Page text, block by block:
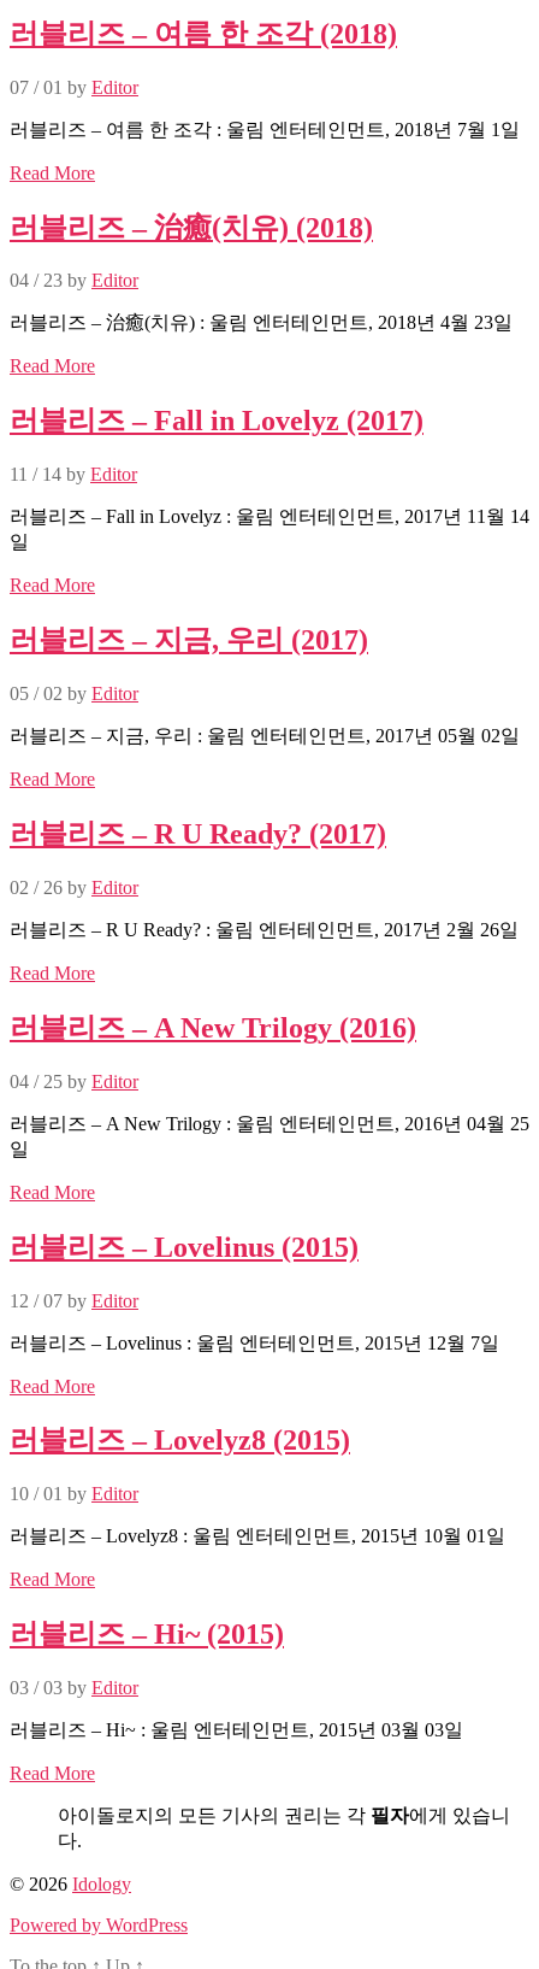
러블리즈 – 여름 한 조각 (2018)
07 / 01 by Editor
러블리즈 – 여름 한 조각 : 울림 엔터테인먼트, 2018년 7월 1일
Read More
러블리즈 – 治癒(치유) (2018)
04 / 23 by Editor
러블리즈 – 治癒(치유) : 울림 엔터테인먼트, 2018년 4월 23일
Read More
러블리즈 – Fall in Lovelyz (2017)
11 / 14 by Editor
러블리즈 – Fall in Lovelyz : 울림 엔터테인먼트, 2017년 11월 14
일
Read More
러블리즈 – 지금, 우리 (2017)
05 / 02 by Editor
러블리즈 – 지금, 우리 : 울림 엔터테인먼트, 2017년 05월 02일
Read More
러블리즈 – R U Ready? (2017)
02 / 26 by Editor
러블리즈 – R U Ready? : 울림 엔터테인먼트, 2017년 2월 26일
Read More
러블리즈 – A New Trilogy (2016)
04 / 25 by Editor
러블리즈 – A New Trilogy : 울림 엔터테인먼트, 2016년 04월 25
일
Read More
러블리즈 – Lovelinus (2015)
12 / 07 by Editor
러블리즈 – Lovelinus : 울림 엔터테인먼트, 2015년 12월 7일
Read More
러블리즈 – Lovelyz8 (2015)
10 / 01 by Editor
러블리즈 – Lovelyz8 : 울림 엔터테인먼트, 2015년 10월 01일
Read More
러블리즈 – Hi~ (2015)
03 / 03 by Editor
러블리즈 – Hi~ : 울림 엔터테인먼트, 2015년 03월 03일
Read More
아이돌로지의 모든 기사의 권리는 각 필자에게 있습니
다.
© 2026 Idology
Powered by WordPress